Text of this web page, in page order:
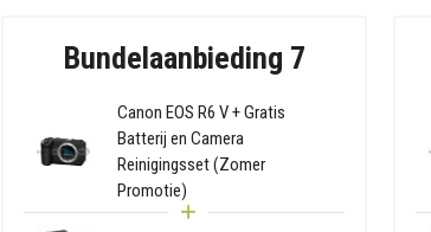
Bundelaanbieding 7
Canon EOS R6 V + Gratis
Batterij en Camera
Reinigingsset (Zomer
Promotie)